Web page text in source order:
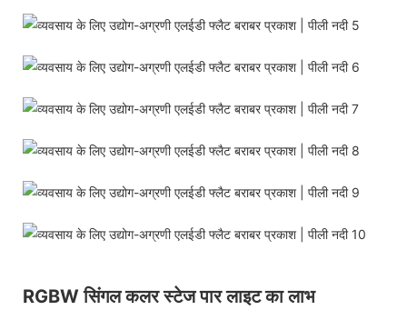
RGBW सिंगल कलर स्टेज पार लाइट का लाभ